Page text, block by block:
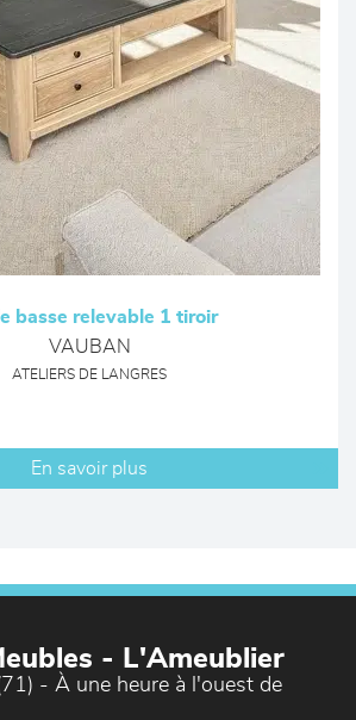
basse relevable 1 tiroir
VAUBAN
ATELIERS DE LANGRES
En savoir plus
- L'Ameublier
- À une heure à l'ouest de